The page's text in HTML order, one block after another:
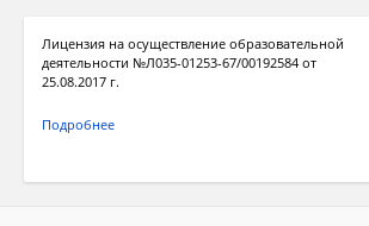
Лицензия на осуществление образовательной
деятельности №Л035-01253-67/00192584 от
25.08.2017 г.
Подробнее